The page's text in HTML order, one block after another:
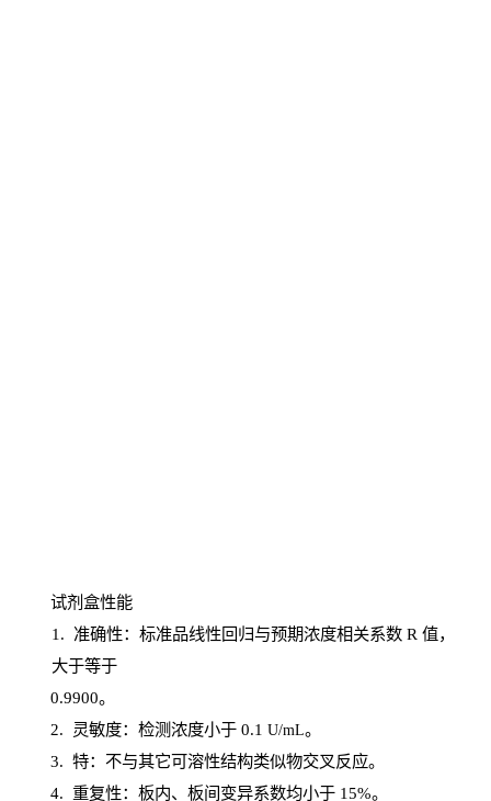
试剂盒性能
1 . 准确性：标准品线性回归与预期浓度相关系数 R 值，
大于等于
0.9900。
2. 灵敏度：检测浓度小于0.1 U/mL。
3. 特：不与其它可溶性结构类似物交叉反应。
4. 重复性：板内、板间变异系数均小于15%。